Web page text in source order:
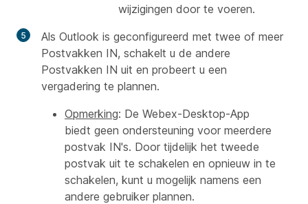
wijzigingen door te voeren.
Als Outlook is geconfigureerd met twee of meer
Postvakken IN, schakelt u de andere
Postvakken IN uit en probeert u een
vergadering te plannen.
Opmerking: De Webex-Desktop-App
biedt geen ondersteuning voor meerdere
postvak IN's. Door tijdelijk het tweede
postvak uit te schakelen en opnieuw in te
schakelen, kunt u mogelijk namens een
andere gebruiker plannen.